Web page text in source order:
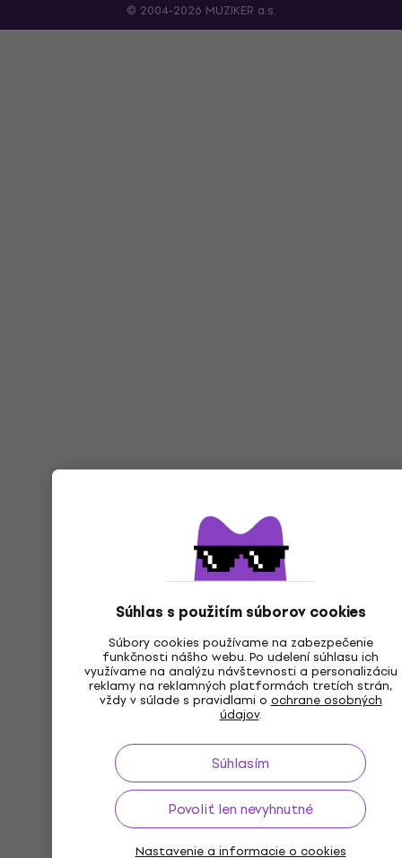
Súhlas s použitím súborov cookies
Súbory cookies používame na zabezpečenie
funkčnosti nášho webu. Po udelení súhlasu ich
využívame na analýzu návštevnosti a personalizáciu
reklamy na reklamných platformách tretích strán,
vždy v súlade s pravidlami o ochrane osobných
údajov.
Súhlasím
Povoliť len nevyhnutné
Nastavenie a informacie o cookies
© 2004-2026 MUZIKER a.s.